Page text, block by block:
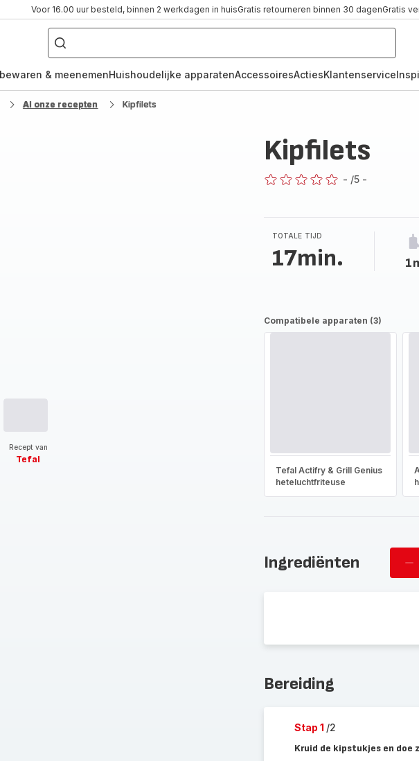
Voor 16.00 uur besteld, binnen 2 werkdagen in huisGratis retourneren binnen 30 dagenGratis
Waar
ben
naar
& meenemenHuishoudelijke apparatenAccessoiresActiesKlantenservice
Al onze recepten Kipfilets
Recept van
Tefal
Kipfilets
- /5 -
TOTALE TIJD
17min.
Compatibele apparaten (3)
Tefal Actifry & Grill Genius
heteluchtfriteuse
Ingrediënten
Bereiding
Stap 1 /2
Kruid de kipstukjes en doe